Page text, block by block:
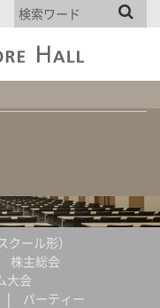
ブ
ホ
ー
ル
クール形）
株主総会
大会
パーティー